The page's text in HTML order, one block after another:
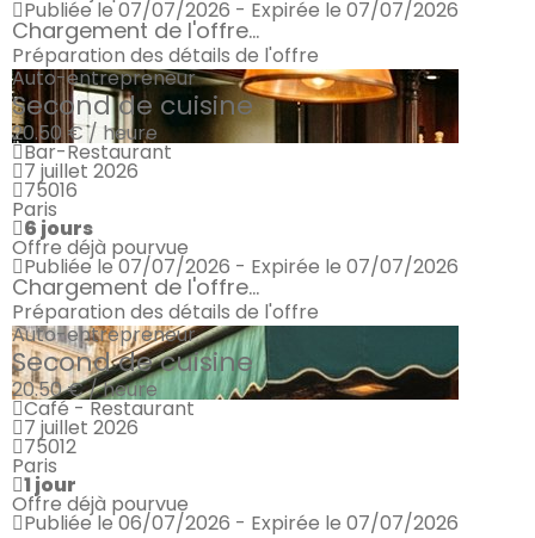
Publiée le 07/07/2026 - Expirée le 07/07/2026
Chargement de l'offre...
Préparation des détails de l'offre
Auto-entrepreneur
Second de cuisine
20.50 € / heure
Bar-Restaurant
7 juillet 2026
75016
Paris
6 jours
Offre déjà pourvue
Publiée le 07/07/2026 - Expirée le 07/07/2026
Chargement de l'offre...
Préparation des détails de l'offre
Auto-entrepreneur
Second de cuisine
20.50 € / heure
Café - Restaurant
7 juillet 2026
75012
Paris
1 jour
Offre déjà pourvue
Publiée le 06/07/2026 - Expirée le 07/07/2026